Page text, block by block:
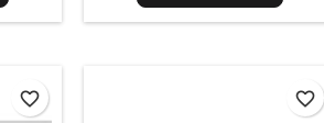
favorite_border favorite_border